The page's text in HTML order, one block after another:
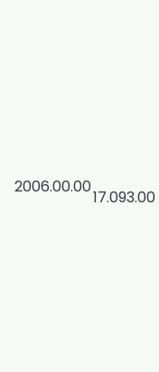
2006.00.00
17.093.00